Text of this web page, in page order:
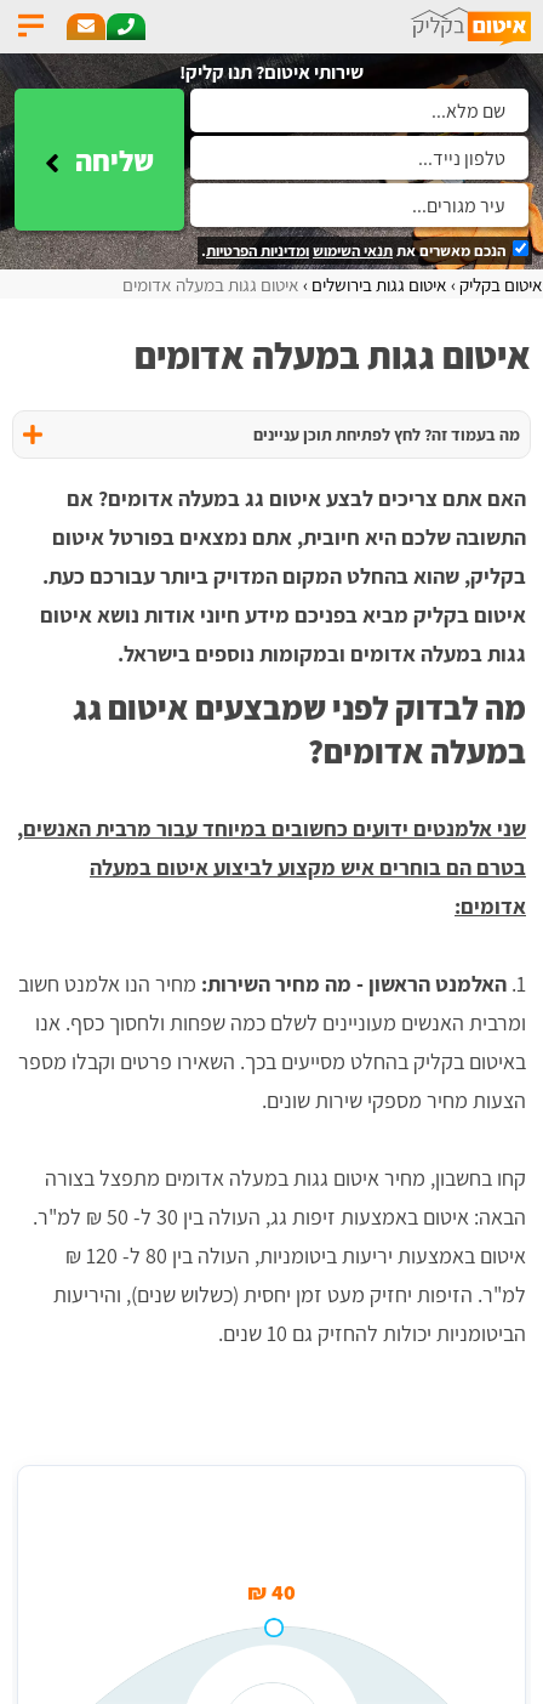
שירותי איטום? תנו קליק!
שליחה
הנכם מאשרים אתתנאי השימושומדיניות הפרטיות.
איטום בקליק איטום גגות בירושלים איטום גגות במעלה אדומים
איטום גגות במעלה אדומים
מה בעמוד זה? לחץ לפתיחת תוכן עניינים
האם אתם צריכים לבצע איטום גג במעלה אדומים? אם
התשובה שלכם היא חיובית, אתם נמצאים בפורטל איטום
בקליק, שהוא בהחלט המקום המדויק ביותר עבורכם כעת.
איטום בקליק מביא בפניכם מידע חיוני אודות נושא איטום
גגות במעלה אדומים ובמקומות נוספים בישראל.
מה לבדוק לפני שמבצעים איטום גג
במעלה אדומים?
שני אלמנטים ידועים כחשובים במיוחד עבור מרבית האנשים,
בטרם הם בוחרים איש מקצוע לביצוע איטום במעלה
אדומים:
1. האלמנט הראשון - מה מחיר השירות: מחיר הנו אלמנט חשוב
ומרבית האנשים מעוניינים לשלם כמה שפחות ולחסוך כסף. אנו
באיטום בקליק בהחלט מסייעים בכך. השאירו פרטים וקבלו מספר
הצעות מחיר מספקי שירות שונים.
קחו בחשבון, מחיר איטום גגות במעלה אדומים מתפצל בצורה
הבאה: איטום באמצעות זיפות גג, העולה בין 30 ל- 50 ₪ למ"ר.
איטום באמצעות יריעות ביטומניות, העולה בין 80 ל- 120 ₪
למ"ר. הזיפות יחזיק מעט זמן יחסית (כשלוש שנים), והיריעות
הביטומניות יכולות להחזיק גם 10 שנים.
40 ₪